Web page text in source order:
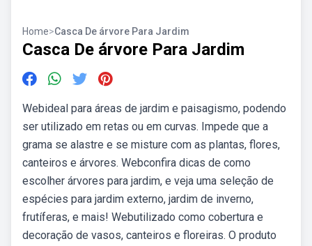
Home>Casca De árvore Para Jardim
Casca De árvore Para Jardim
Webideal para áreas de jardim e paisagismo, podendo
ser utilizado em retas ou em curvas. Impede que a
grama se alastre e se misture com as plantas, flores,
canteiros e árvores. Webconfira dicas de como
escolher árvores para jardim, e veja uma seleção de
espécies para jardim externo, jardim de inverno,
frutíferas, e mais! Webutilizado como cobertura e
decoração de vasos, canteiros e floreiras. O produto